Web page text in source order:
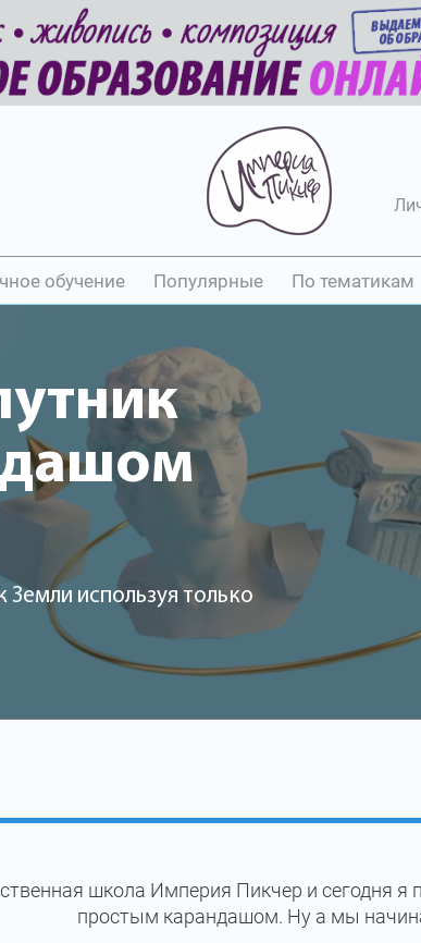
обучение Популярные По тематикам
Земли используя только
школа Империя Пикчер и сегодня я
простым карандашом. Ну а мы